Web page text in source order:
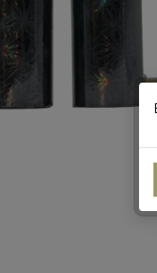
DPA
RIAKEO